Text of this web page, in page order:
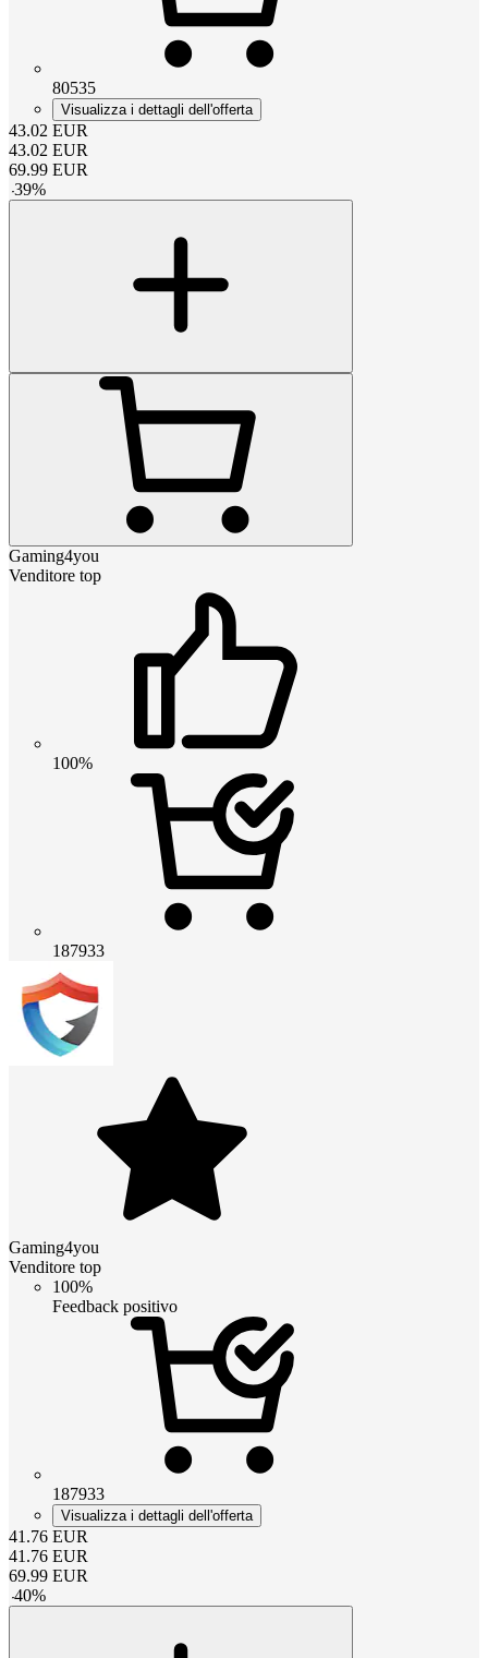
80535
Visualizza i dettagli dell'offerta
43.02 EUR
43.02 EUR
69.99 EUR
-39%
Gaming4you
Venditore top
100%
187933
Gaming4you
Venditore top
100%
Feedback positivo
187933
Visualizza i dettagli dell'offerta
41.76 EUR
41.76 EUR
69.99 EUR
-40%